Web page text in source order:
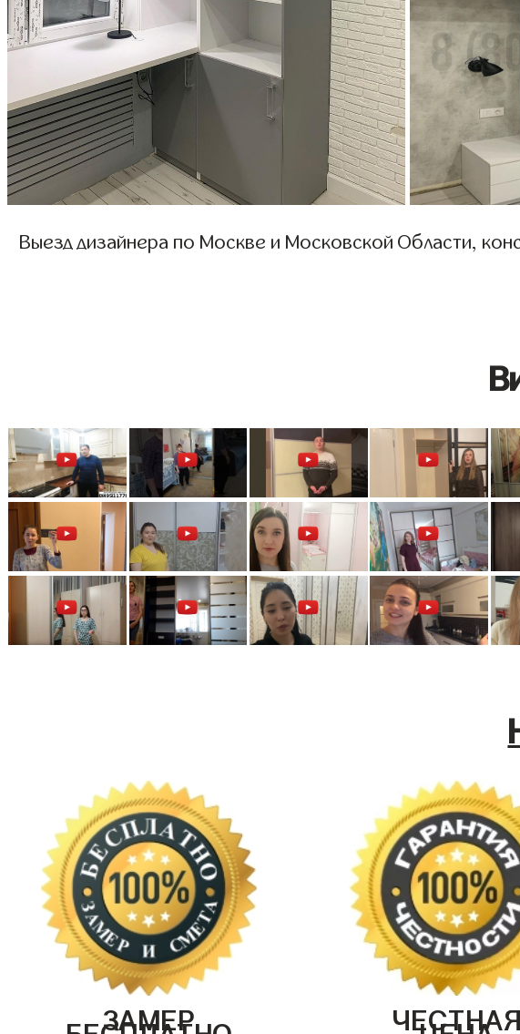
Выезд дизайнера по Москве и Московской Области,
ЗАМЕР ЧЕСТНАЯ